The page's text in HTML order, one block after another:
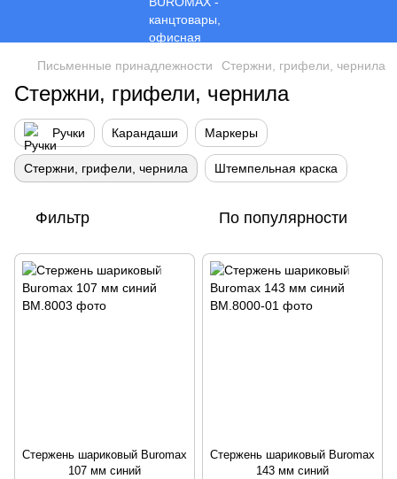
Письменные принадлежности Стержни, грифели, чернила
Стержни, грифели, чернила
Ручки Карандаши Маркеры
Стержни, грифели, чернила Штемпельная краска
Фильтр По популярности
Стержень шариковый Buromax
107 мм синий
Стержень шариковый Buromax
143 мм синий